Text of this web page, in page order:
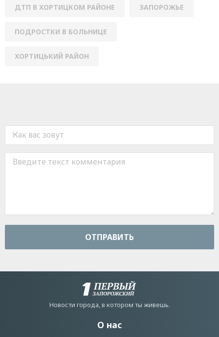
ДТП В ХОРТИЦКОМ РАЙОНЕ ЗАПОРОЖЬЕ
ПОДРОСТКИ В БОЛЬНИЦЕ
ХОРТИЦЬКИЙ РАЙОН
ОТПРАВИТЬ
Новости города, в котором ты живешь.
О нас